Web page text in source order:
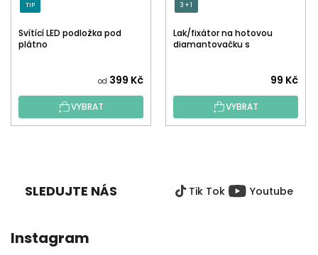
TIP
Svítící LED podložka pod
plátno
od 399 Kč
VYBRAT
3 + 1
Lak/fixátor na hotovou
diamantovačku s
hodnocení
produktu
je
hvězdiček.
99 Kč
VYBRAT
SLEDUJTE NÁS Tik Tok Youtube
Instagram